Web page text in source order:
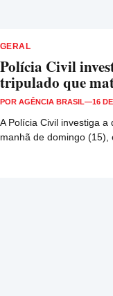
GERAL
Polícia Civil
tripulado que
POR AGÊNCIA BRASIL—16
A Polícia Civil investiga
manhã de domingo (15),